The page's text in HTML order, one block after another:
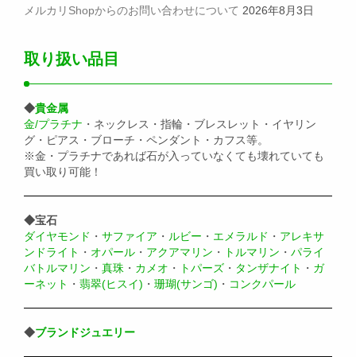
メルカリShopからのお問い合わせについて 2026年8月3日
取り扱い品目
◆貴金属
金/プラチナ ・ネックレス・指輪・ブレスレット・イヤリン
グ・ピアス・ブローチ・ペンダント・カフス等。
※金・プラチナであれば石が入っていなくても壊れていても
買い取り可能！
◆宝石
ダイヤモンド ・ サファイア ・ ルビー ・ エメラルド ・ アレキサ
ンドライト ・ オパール ・ アクアマリン ・ トルマリン ・ パライ
バトルマリン ・ 真珠 ・ カメオ ・ トパーズ ・ タンザナイト ・ ガ
ーネット ・ 翡翠(ヒスイ) ・ 珊瑚(サンゴ) ・ コンクパール
◆ブランドジュエリー